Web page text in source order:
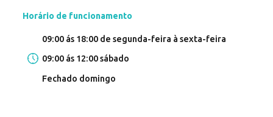
Horário de funcionamento
09:00 ás 18:00 de segunda-feira à sexta-feira
09:00 ás 12:00 sábado
Fechado domingo